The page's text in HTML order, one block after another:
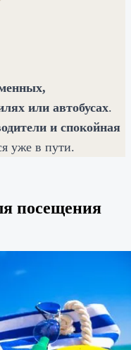
или автобусах.
и спокойная
уже в пути.
посещения